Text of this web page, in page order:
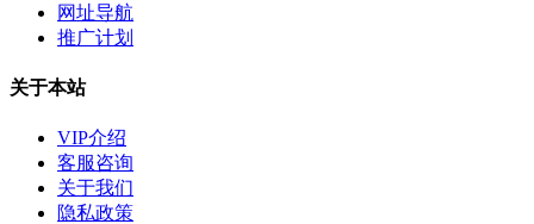
网址导航
推广计划
关于本站
VIP介绍
客服咨询
关于我们
隐私政策